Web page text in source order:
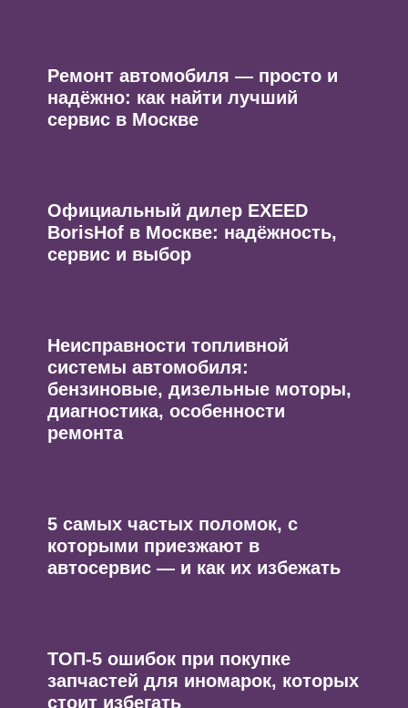
Ремонт автомобиля — просто и
надёжно: как найти лучший
сервис в Москве
Официальный дилер EXEED
BorisHof в Москве: надёжность,
сервис и выбор
Неисправности топливной
системы автомобиля:
бензиновые, дизельные моторы,
диагностика, особенности
ремонта
5 самых частых поломок, с
которыми приезжают в
автосервис — и как их избежать
ТОП-5 ошибок при покупке
запчастей для иномарок, которых
стоит избегать